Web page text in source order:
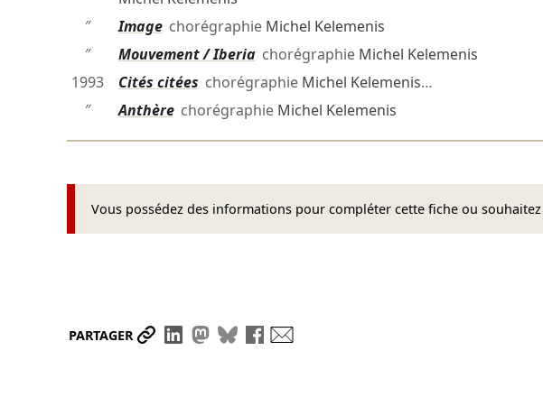
″
Imagechorégraphie Michel Kelemenis
″
Mouvement / Iberiachorégraphie Michel Kelemenis
1993
Cités citées chorégraphie Michel Kelemenis…
″
Anthèrechorégraphie Michel Kelemenis
Vous possédez des informations pour compléter cette fiche ou
PARTAGER Partager le lien
Partager sur LinkedIn
Partager sur Mastodon
Partager sur Bluesky
Partager sur Facebook